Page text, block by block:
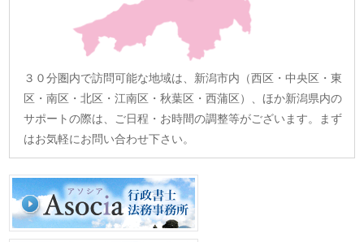
３０分圏内で訪問可能な地域は、新潟市内（西区・中央区・東
区・南区・北区・江南区・秋葉区・西蒲区）、ほか新潟県内の
サポートの際は、ご日程・お時間の調整等がございます。まず
はお気軽にお問い合わせ下さい。